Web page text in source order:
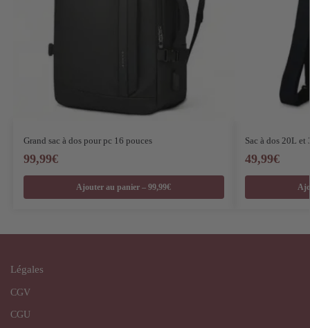
Grand sac à dos pour pc 16 pouces
99,99€
Ajouter au panier – 99,99€
Sac à dos 20L
49,99€
Légales
CGV
CGU